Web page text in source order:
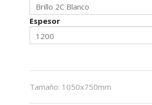
Espesor
Tamaño: 1050x750mm